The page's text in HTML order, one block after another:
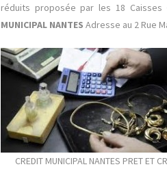
réduits proposée par les 18 Caisses
MUNICIPAL NANTES Adresse au 2 Rue
CREDIT MUNICIPAL NANTES PRET ET